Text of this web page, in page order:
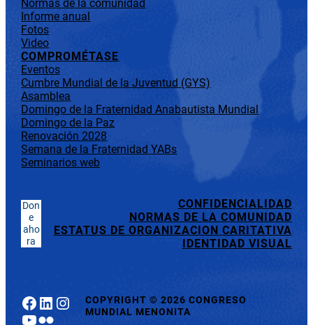
Normas de la comunidad
Informe anual
Fotos
Video
COMPROMÉTASE
Eventos
Cumbre Mundial de la Juventud (GYS)
Asamblea
Domingo de la Fraternidad Anabautista Mundial
Domingo de la Paz
Renovación 2028
Semana de la Fraternidad YABs
Seminarios web
Don
e
aho
ra
CONFIDENCIALIDAD
NORMAS DE LA COMUNIDAD
ESTATUS DE ORGANIZACION CARITATIVA
IDENTIDAD VISUAL
Facebook
LinkedIn
Instagram
YouTube
Flickr
COPYRIGHT© 2026 CONGRESO
MUNDIAL MENONITA